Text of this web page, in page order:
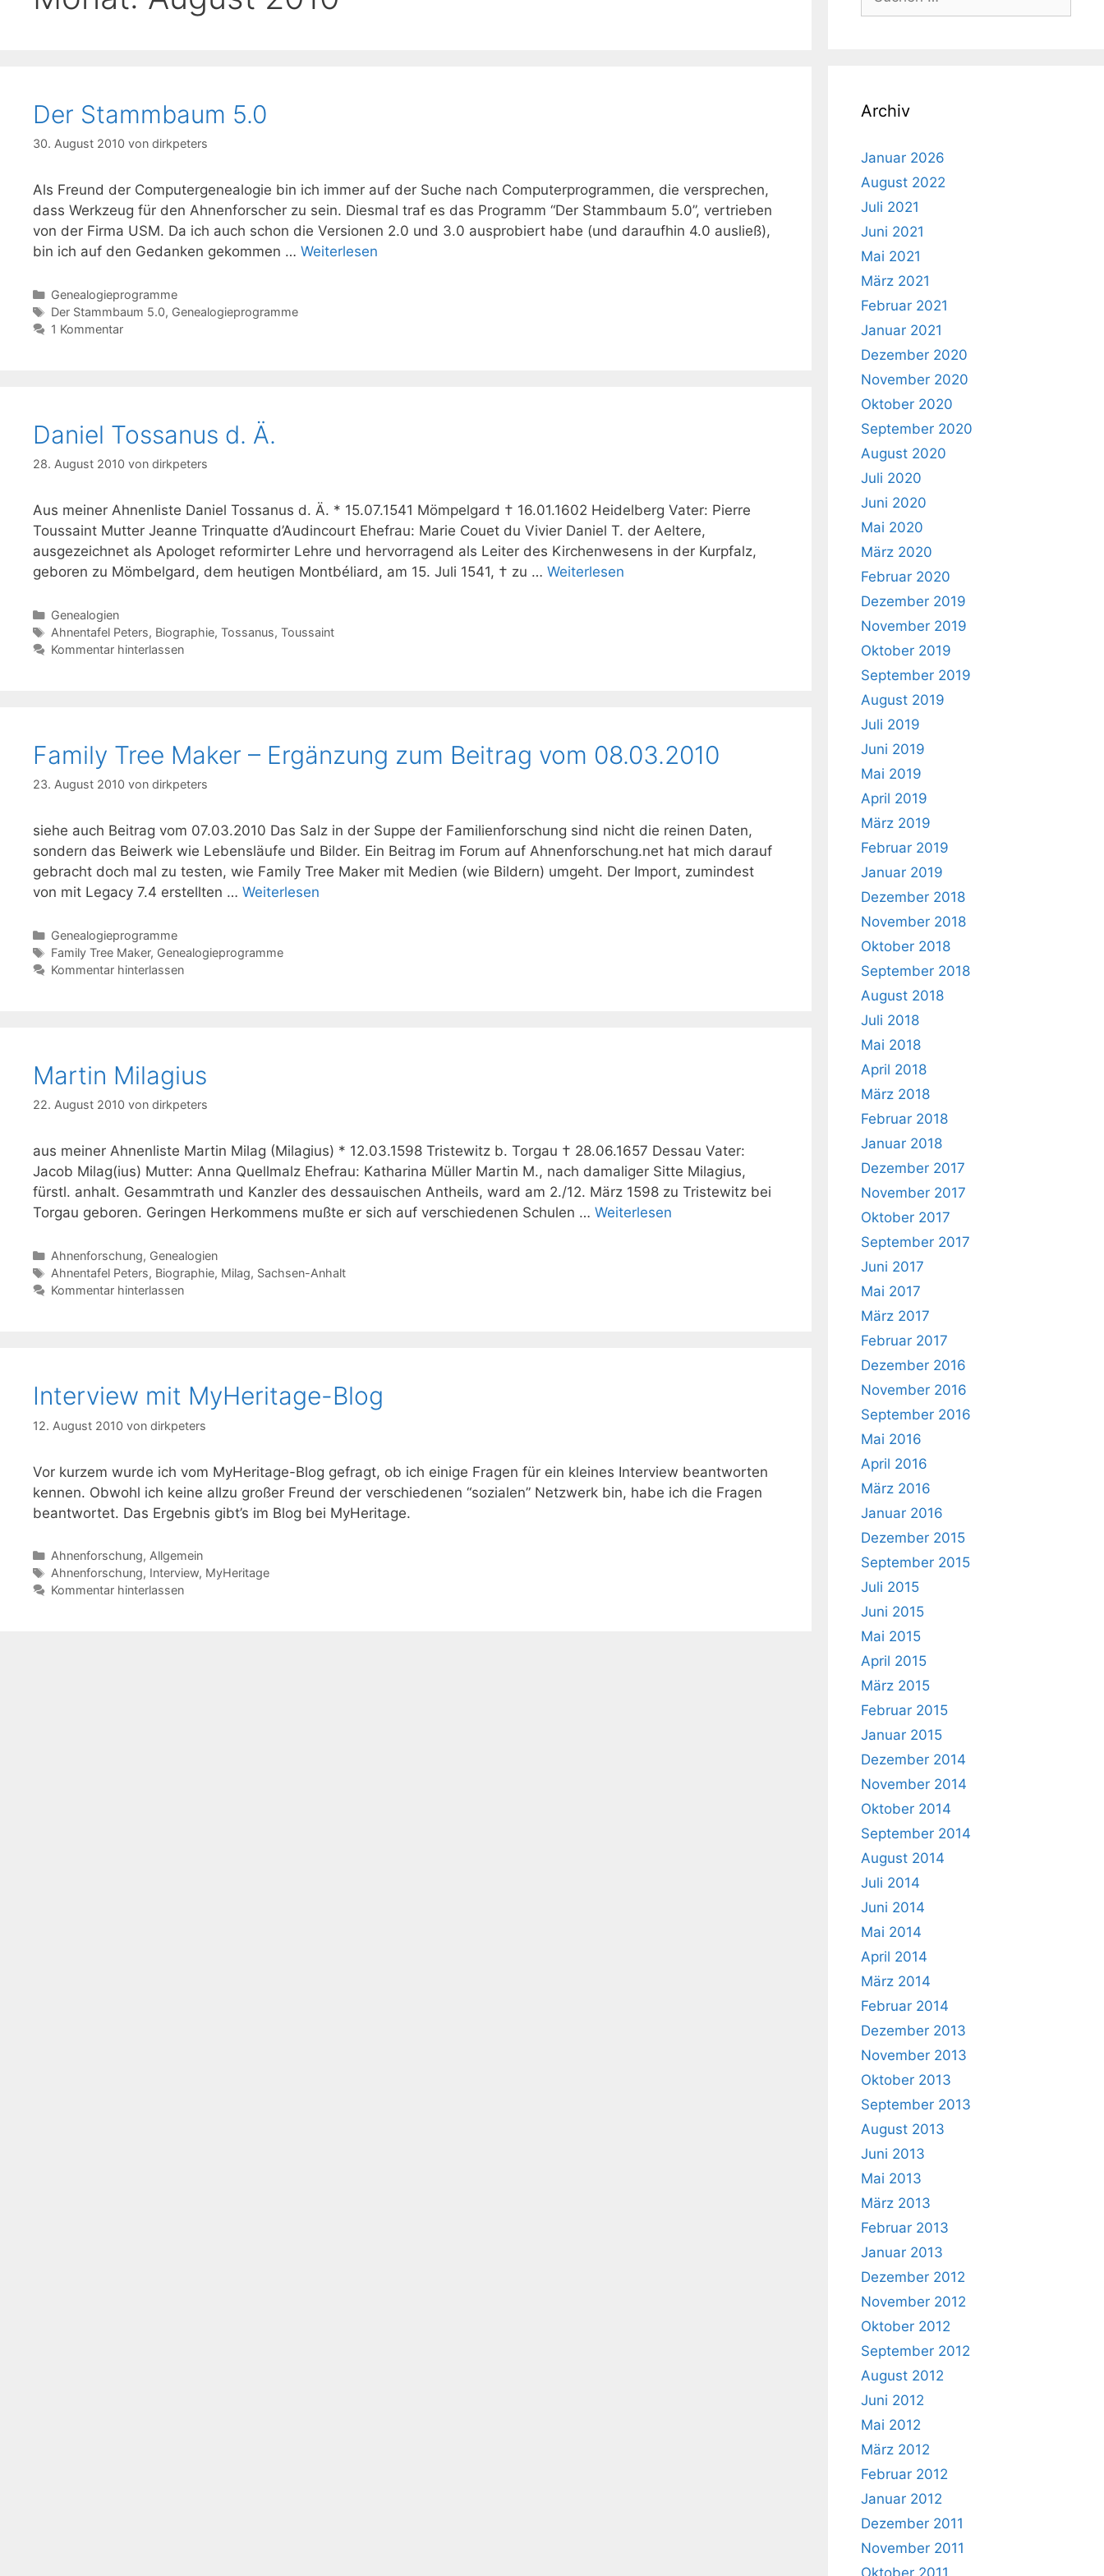
Der Stammbaum 5.0
30. August 2010 von dirkpeters
Als Freund der Computergenealogie bin ich immer auf der Suche nach Computerprogrammen, die versprechen,
dass Werkzeug für den Ahnenforscher zu sein. Diesmal traf es das Programm “Der Stammbaum 5.0”, vertrieben
von der Firma USM. Da ich auch schon die Versionen 2.0 und 3.0 ausprobiert habe (und daraufhin 4.0 ausließ),
bin ich auf den Gedanken gekommen … Weiterlesen
Kategorien
Genealogieprogramme
Schlagwörter
Der Stammbaum 5.0, Genealogieprogramme
1 Kommentar
Daniel Tossanus d. Ä.
28. August 2010 von dirkpeters
Aus meiner Ahnenliste Daniel Tossanus d. Ä. * 15.07.1541 Mömpelgard † 16.01.1602 Heidelberg Vater: Pierre
Toussaint Mutter Jeanne Trinquatte d’Audincourt Ehefrau: Marie Couet du Vivier Daniel T. der Aeltere,
ausgezeichnet als Apologet reformirter Lehre und hervorragend als Leiter des Kirchenwesens in der Kurpfalz,
geboren zu Mömbelgard, dem heutigen Montbéliard, am 15. Juli 1541, † zu … Weiterlesen
Kategorien
Genealogien
Schlagwörter
Ahnentafel Peters, Biographie, Tossanus, Toussaint
Kommentar hinterlassen
Family Tree Maker – Ergänzung zum Beitrag vom 08.03.2010
23. August 2010 von dirkpeters
siehe auch Beitrag vom 07.03.2010 Das Salz in der Suppe der Familienforschung sind nicht die reinen Daten,
sondern das Beiwerk wie Lebensläufe und Bilder. Ein Beitrag im Forum auf Ahnenforschung.net hat mich darauf
gebracht doch mal zu testen, wie Family Tree Maker mit Medien (wie Bildern) umgeht. Der Import, zumindest
von mit Legacy 7.4 erstellten … Weiterlesen
Kategorien
Genealogieprogramme
Schlagwörter
Family Tree Maker, Genealogieprogramme
Kommentar hinterlassen
Martin Milagius
22. August 2010 von dirkpeters
aus meiner Ahnenliste Martin Milag (Milagius) * 12.03.1598 Tristewitz b. Torgau † 28.06.1657 Dessau Vater:
Jacob Milag(ius) Mutter: Anna Quellmalz Ehefrau: Katharina Müller Martin M., nach damaliger Sitte Milagius,
fürstl. anhalt. Gesammtrath und Kanzler des dessauischen Antheils, ward am 2./12. März 1598 zu Tristewitz bei
Torgau geboren. Geringen Herkommens mußte er sich auf verschiedenen Schulen … Weiterlesen
Kategorien
Ahnenforschung, Genealogien
Schlagwörter
Ahnentafel Peters, Biographie, Milag, Sachsen-Anhalt
Kommentar hinterlassen
Interview mit MyHeritage-Blog
12. August 2010 von dirkpeters
Vor kurzem wurde ich vom MyHeritage-Blog gefragt, ob ich einige Fragen für ein kleines Interview beantworten
kennen. Obwohl ich keine allzu großer Freund der verschiedenen “sozialen” Netzwerk bin, habe ich die Fragen
beantwortet. Das Ergebnis gibt’s im Blog bei MyHeritage.
Kategorien
Ahnenforschung, Allgemein
Schlagwörter
Ahnenforschung, Interview, MyHeritage
Kommentar hinterlassen
nach:
Archiv
Januar 2026
August 2022
Juli 2021
Juni 2021
Mai 2021
März 2021
Februar 2021
Januar 2021
Dezember 2020
November 2020
Oktober 2020
September 2020
August 2020
Juli 2020
Juni 2020
Mai 2020
März 2020
Februar 2020
Dezember 2019
November 2019
Oktober 2019
September 2019
August 2019
Juli 2019
Juni 2019
Mai 2019
April 2019
März 2019
Februar 2019
Januar 2019
Dezember 2018
November 2018
Oktober 2018
September 2018
August 2018
Juli 2018
Mai 2018
April 2018
März 2018
Februar 2018
Januar 2018
Dezember 2017
November 2017
Oktober 2017
September 2017
Juni 2017
Mai 2017
März 2017
Februar 2017
Dezember 2016
November 2016
September 2016
Mai 2016
April 2016
März 2016
Januar 2016
Dezember 2015
September 2015
Juli 2015
Juni 2015
Mai 2015
April 2015
März 2015
Februar 2015
Januar 2015
Dezember 2014
November 2014
Oktober 2014
September 2014
August 2014
Juli 2014
Juni 2014
Mai 2014
April 2014
März 2014
Februar 2014
Dezember 2013
November 2013
Oktober 2013
September 2013
August 2013
Juni 2013
Mai 2013
März 2013
Februar 2013
Januar 2013
Dezember 2012
November 2012
Oktober 2012
September 2012
August 2012
Juni 2012
Mai 2012
März 2012
Februar 2012
Januar 2012
Dezember 2011
November 2011
Oktober 2011